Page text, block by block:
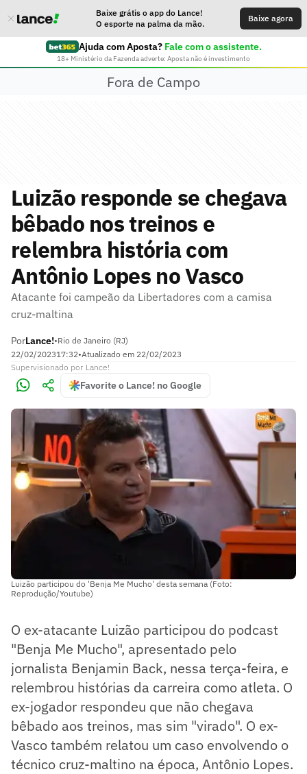
Baixe grátis o app do Lance!
O esporte na palma da mão.
Baixe agora
Ajuda com Aposta? Fale com o assistente.
18+ Ministério da Fazenda adverte: Aposta não é investimento
Fora de Campo
Luizão responde se chegava
bêbado nos treinos e
relembra história com
Antônio Lopes no Vasco
Atacante foi campeão da Libertadores com a camisa
cruz-maltina
PorLance!•Rio de Janeiro (RJ)
22/02/202317:32•Atualizado em 22/02/2023
Supervisionado por Lance!
Favorite o Lance! no Google
Luizão participou do 'Benja Me Mucho' desta semana (Foto:
Reprodução/Youtube)
O ex-atacante Luizão participou do podcast
"Benja Me Mucho", apresentado pelo
jornalista Benjamin Back, nessa terça-feira, e
relembrou histórias da carreira como atleta. O
ex-jogador respondeu que não chegava
bêbado aos treinos, mas sim "virado". O ex-
Vasco também relatou um caso envolvendo o
técnico cruz-maltino na época, Antônio Lopes.